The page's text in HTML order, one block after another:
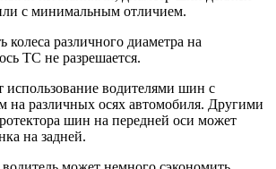
с минимальным отличием.
колеса различного диаметра на
ТС не разрешается.
водителями шин с
на различных осях автомобиля. Другими
шин на передней оси может
на задней.